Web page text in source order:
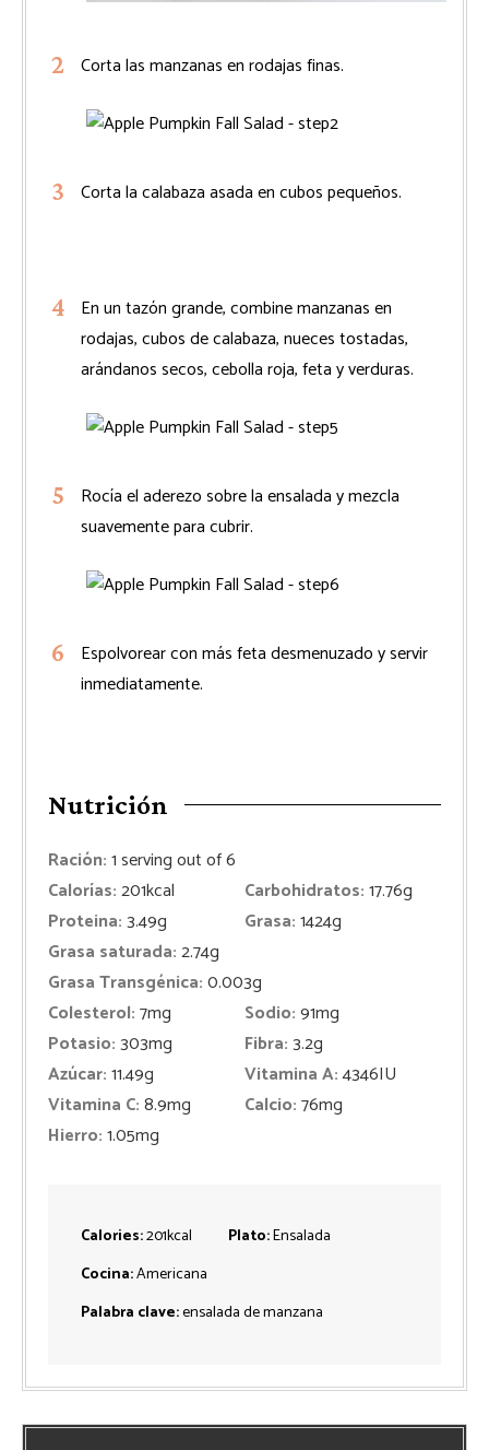
Corta las manzanas en rodajas finas.
Corta la calabaza asada en cubos pequeños.
En un tazón grande, combine manzanas en
rodajas, cubos de calabaza, nueces tostadas,
arándanos secos, cebolla roja, feta y verduras.
Rocía el aderezo sobre la ensalada y mezcla
suavemente para cubrir.
Espolvorear con más feta desmenuzado y servir
inmediatamente.
Nutrición
Ración:1serving out of 6
Calorías:201kcal Carbohidratos:17.76g
Proteina:3.49g Grasa:1424g
Grasa saturada:2.74g
Grasa Transgénica:0.003g
Colesterol:7mg Sodio:91mg
Potasio:303mg Fibra:3.2g
Azúcar:11.49g Vitamina A:4346IU
Vitamina C:8.9mg Calcio:76mg
Hierro:1.05mg
Calories:201kcal Plato:Ensalada
Cocina:Americana
Palabra clave:ensalada de manzana